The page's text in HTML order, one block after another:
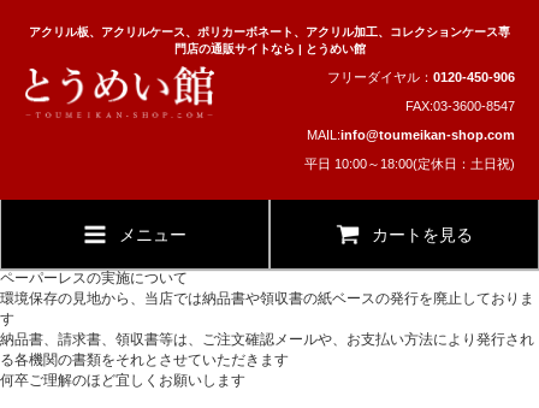
アクリル板、アクリルケース、ポリカーボネート、アクリル加工、コレクションケース専
門店の通販サイトなら | とうめい館
フリーダイヤル： 0120-450-906
FAX:03-3600-8547
MAIL:info@toumeikan-shop.com
平日 10:00～18:00(定休日：土日祝)
メニュー カートを見る
ペーパーレスの実施について
環境保存の見地から、当店では納品書や領収書の紙ベースの発行を廃止しておりま
す
納品書、請求書、領収書等は、ご注文確認メールや、お支払い方法により発行され
る各機関の書類をそれとさせていただきます
何卒ご理解のほど宜しくお願いします